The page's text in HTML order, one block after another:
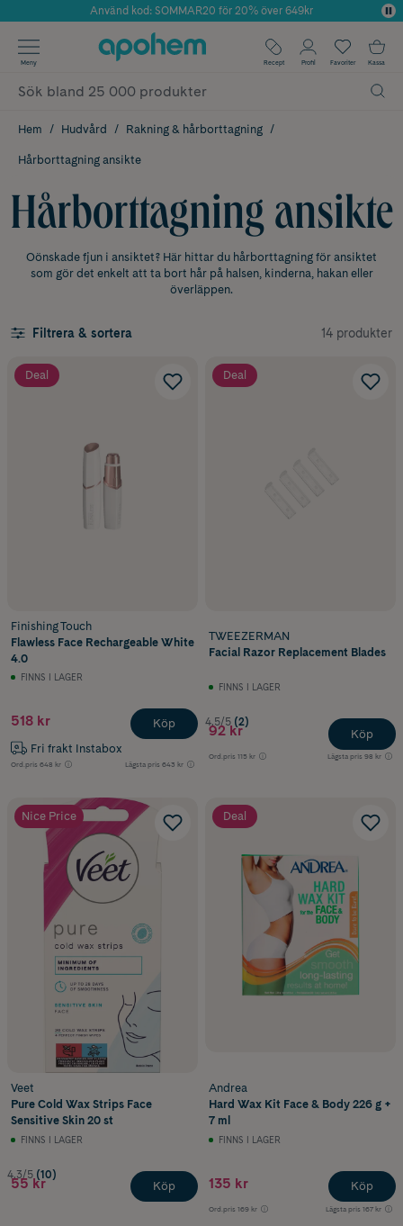
Årets Butik 2025 inom Skönhet
Använd kod: SOMMAR20 för 20% över 649kr
✓ Fri frakt
✓ Poäng på alla köp*
Meny Recept Profil Favoriter Kassa
Hem Hudvård Rakning & hårborttagning
Hårborttagning ansikte
Hårborttagning ansikte
Oönskade fjun i ansiktet? Här hittar du hårborttagning för ansiktet
som gör det enkelt att ta bort hår på halsen, kinderna, hakan eller
överläppen.
Filtrera & sortera 14 produkter
Deal
Finishing Touch
Flawless Face Rechargeable White
4.0
FINNS I LAGER
518 kr
Fri frakt Instabox
Ord.pris 648 kr Lägsta pris 643 kr
Köp
Deal
TWEEZERMAN
Facial Razor Replacement Blades
FINNS I LAGER
4.5/5 (2)
92 kr
Ord.pris 115 kr Lägsta pris 98 kr
Köp
Nice Price
Veet
Pure Cold Wax Strips Face
Sensitive Skin 20 st
FINNS I LAGER
4.3/5 (10)
55 kr Köp
Deal
Andrea
Hard Wax Kit Face & Body 226 g +
7 ml
FINNS I LAGER
135 kr
Ord.pris 169 kr Lägsta pris 167 kr
Köp